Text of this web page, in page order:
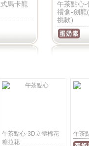
午茶點心-侏儸紀化
禮盒-劍龍(隨機出
挑款)
午茶點心-3D立體棉花
糖拉花
午茶